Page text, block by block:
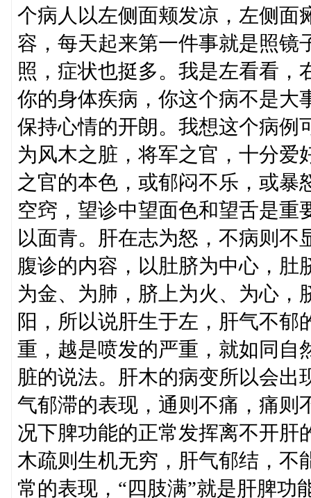
个病人以左侧面颊发凉，左侧面
容，每天起来第一件事就是照镜
照，症状也挺多。我是左看看，
你的身体疾病，你这个病不是大
保持心情的开朗。我想这个病例
为风木之脏，将军之官，十分爱
之官的本色，或郁闷不乐，或暴
空窍，望诊中望面色和望舌是重
以面青。肝在志为怒，不病则
腹诊的内容，以肚脐为中心，肚
为金、为肺，脐上为火、为心，
阳，所以说肝生于左，肝气不
重，越是喷发的严重，就如同自
脏的说法。肝木的病变所以会出
气郁滞的表现，通则不痛，痛则
况下脾功能的正常发挥离不开肝
木疏则生机无穷，肝气郁结，不
常的表现，“四肢满”就是肝脾功